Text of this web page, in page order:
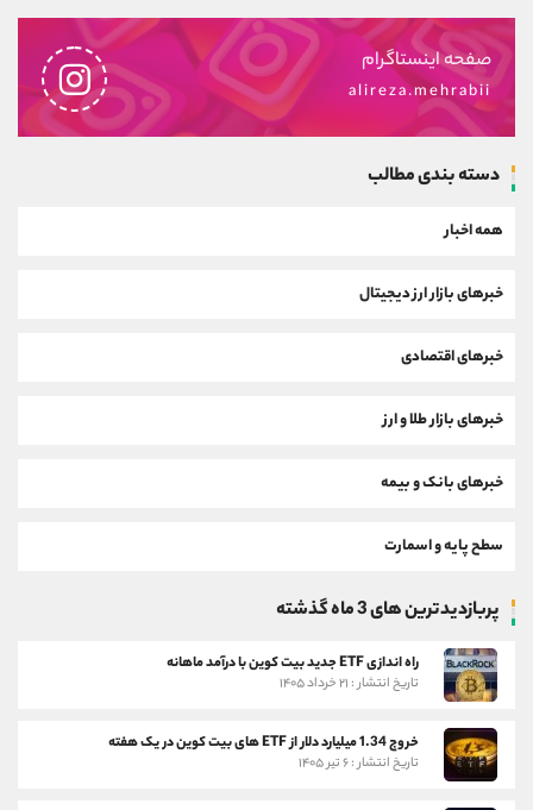
صفحه اینستاگرام
alireza.mehrabii
دسته بندی مطالب
همه اخبار
خبرهای بازار ارز دیجیتال
خبرهای اقتصادی
خبرهای بازار طلا و ارز
خبرهای بانک و بیمه
سطح پایه و اسمارت
پربازدیدترین های 3 ماه گذشته
راه اندازی ETF جدید بیت کوین با درآمد ماهانه
تاریخ انتشار : ۲۱ خرداد ۱۴۰۵
خروج 1.34 میلیارد دلار از ETF های بیت کوین در یک هفته
تاریخ انتشار : ۶ تیر ۱۴۰۵